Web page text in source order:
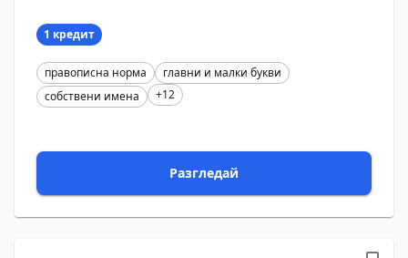
1 кредит
правописна норма
главни и малки букви
собствени имена
+12
Разгледай